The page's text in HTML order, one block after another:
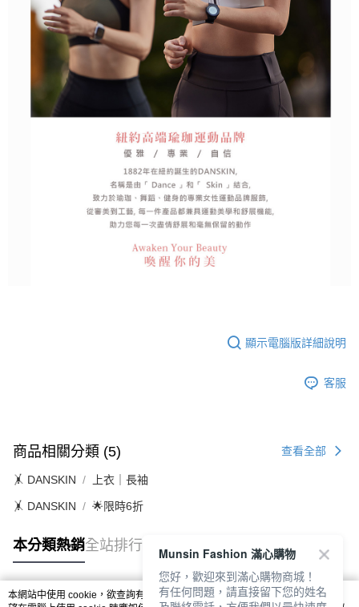
顯示電腦版詳細說明
客服
商品相關分類 (5) 查看全部
🤸 DANSKIN 上衣｜長袖
🤸 DANSKIN 🌟限時6折
本分類熱銷全站排行
本網站中使用 cookie，欲查詢有關本網站使用 cookie 方式之詳情，及若您不希
Munsin Fashion 滿心購物
您好，歡迎來到滿心購物商城！
有任何問題，請直接留下您的姓名